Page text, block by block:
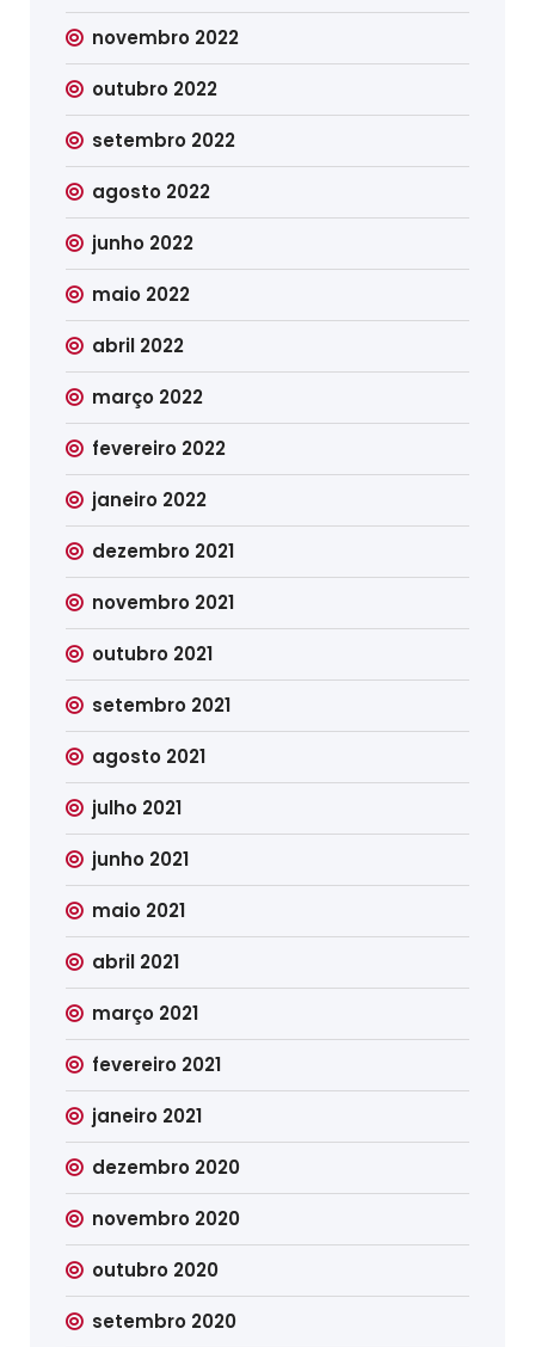
novembro 2022
outubro 2022
setembro 2022
agosto 2022
junho 2022
maio 2022
abril 2022
março 2022
fevereiro 2022
janeiro 2022
dezembro 2021
novembro 2021
outubro 2021
setembro 2021
agosto 2021
julho 2021
junho 2021
maio 2021
abril 2021
março 2021
fevereiro 2021
janeiro 2021
dezembro 2020
novembro 2020
outubro 2020
setembro 2020